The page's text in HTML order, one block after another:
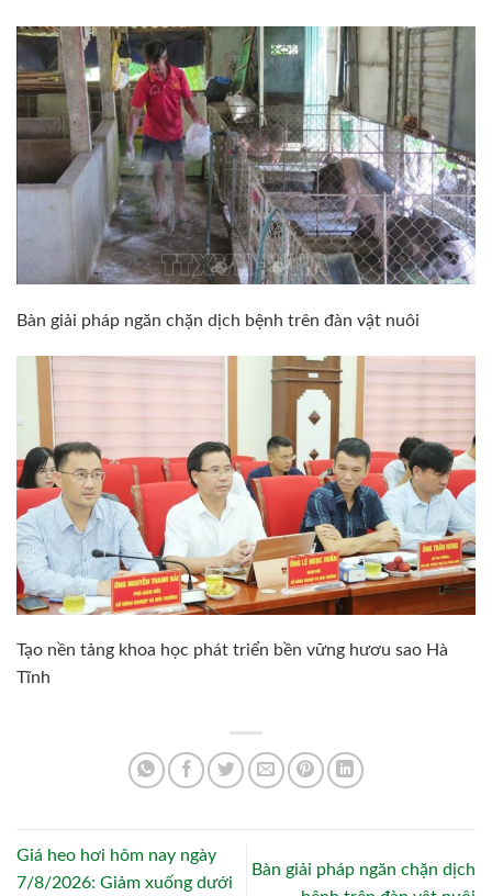
Bàn giải pháp ngăn chặn dịch bệnh trên đàn vật nuôi
Tạo nền tảng khoa học phát triển bền vững hươu sao Hà
Tĩnh
Giá heo hơi hôm nay ngày
7/8/2026: Giảm xuống dưới
Bàn giải pháp ngăn chặn dịch